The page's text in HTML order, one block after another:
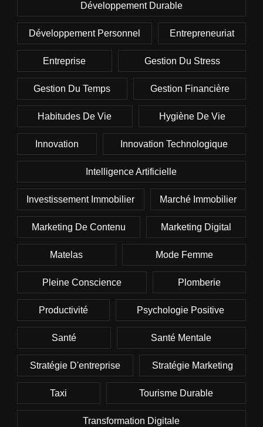
Développement Durable
Développement Personnel Entrepreneuriat
Entreprise Gestion Du Stress
Gestion Du Temps Gestion Financière
Habitudes De Vie Hygiène De Vie
Innovation Innovation Technologique
Intelligence Artificielle
Investissement Immobilier Marché Immobilier
Marketing De Contenu Marketing Digital
Matelas Mode Femme
Pleine Conscience Plomberie
Productivité Psychologie Positive
Santé Santé Mentale
Stratégie D'entreprise Stratégie Marketing
Taxi Tourisme Durable
Transformation Digitale